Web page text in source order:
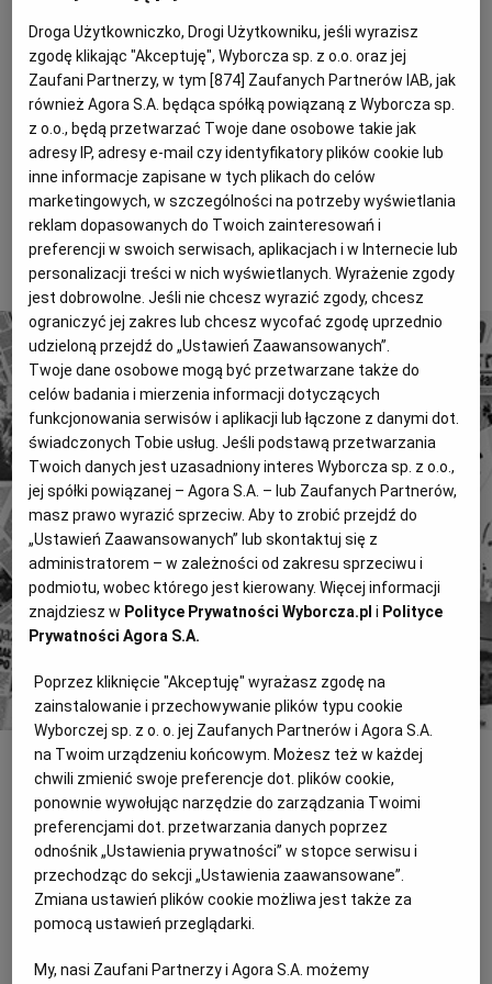
Wyborcza.biz Wysokie Obcasy
BIQdata Jutronauci
Archiwum Inne serwisy
zaniepokojony tym, że jak komuś w Polsce jakaś
ustawa nie odpowiada, to mówi, że nie będzie jej
stosował. Powstaje pytanie, skąd taki potężny opór -
dodał prezydent Kaczyński. Za tym, żeby wszyscy
dziennikarze złożyli oświadczenia lustracyjne,
opowiedział się wczoraj szef klubu PO Bogdan
Zdrojewski.
To tylko fragment artykułu. Aby czytać dalej, kup dostęp
poniżej.
4 miliony tekstów od 1989 roku.
Zyskaj dostęp do archiwalnych treści "Gazety
Wyborczej".
Znajdź historie, których szukasz.
Kup dostęp
INNE
PO łagodna dla Palikota
Janusz Palikot zamiast zawieszenia w prawach członka klubu PO
dostał naganę. - W jego oczach dostrzegliśmy skruchę -
powiedział nam wiceszef klubu Grzegorz Dolniak. Wcześniej
PiS przeciw referendum
PiS nie poprze wniosku LPR o referendum w sprawie edukacji i
Droga Użytkowniczko, Drogi Użytkowniku, jeśli wyrazisz
zgodę klikając "Akceptuję", Wyborcza sp. z o.o. oraz jej
Zaufani Partnerzy, w tym [874] Zaufanych Partnerów IAB, jak
również Agora S.A. będąca spółką powiązaną z Wyborcza sp.
z o.o., będą przetwarzać Twoje dane osobowe takie jak
adresy IP, adresy e-mail czy identyfikatory plików cookie lub
inne informacje zapisane w tych plikach do celów
marketingowych, w szczególności na potrzeby wyświetlania
reklam dopasowanych do Twoich zainteresowań i
preferencji w swoich serwisach, aplikacjach i w Internecie lub
personalizacji treści w nich wyświetlanych. Wyrażenie zgody
jest dobrowolne. Jeśli nie chcesz wyrazić zgody, chcesz
ograniczyć jej zakres lub chcesz wycofać zgodę uprzednio
udzieloną przejdź do „Ustawień Zaawansowanych”.
Twoje dane osobowe mogą być przetwarzane także do
celów badania i mierzenia informacji dotyczących
funkcjonowania serwisów i aplikacji lub łączone z danymi dot.
świadczonych Tobie usług. Jeśli podstawą przetwarzania
Twoich danych jest uzasadniony interes Wyborcza sp. z o.o.,
jej spółki powiązanej – Agora S.A. – lub Zaufanych Partnerów,
masz prawo wyrazić sprzeciw. Aby to zrobić przejdź do
„Ustawień Zaawansowanych” lub skontaktuj się z
administratorem – w zależności od zakresu sprzeciwu i
podmiotu, wobec którego jest kierowany. Więcej informacji
znajdziesz w Polityce Prywatności Wyborcza.pl i Polityce
Prywatności Agora S.A.
Poprzez kliknięcie "Akceptuję" wyrażasz zgodę na
zainstalowanie i przechowywanie plików typu cookie
Wyborczej sp. z o. o. jej Zaufanych Partnerów i Agora S.A.
na Twoim urządzeniu końcowym. Możesz też w każdej
chwili zmienić swoje preferencje dot. plików cookie,
ponownie wywołując narzędzie do zarządzania Twoimi
preferencjami dot. przetwarzania danych poprzez
odnośnik „Ustawienia prywatności” w stopce serwisu i
przechodząc do sekcji „Ustawienia zaawansowane”.
Zmiana ustawień plików cookie możliwa jest także za
pomocą ustawień przeglądarki.
My, nasi Zaufani Partnerzy i Agora S.A. możemy